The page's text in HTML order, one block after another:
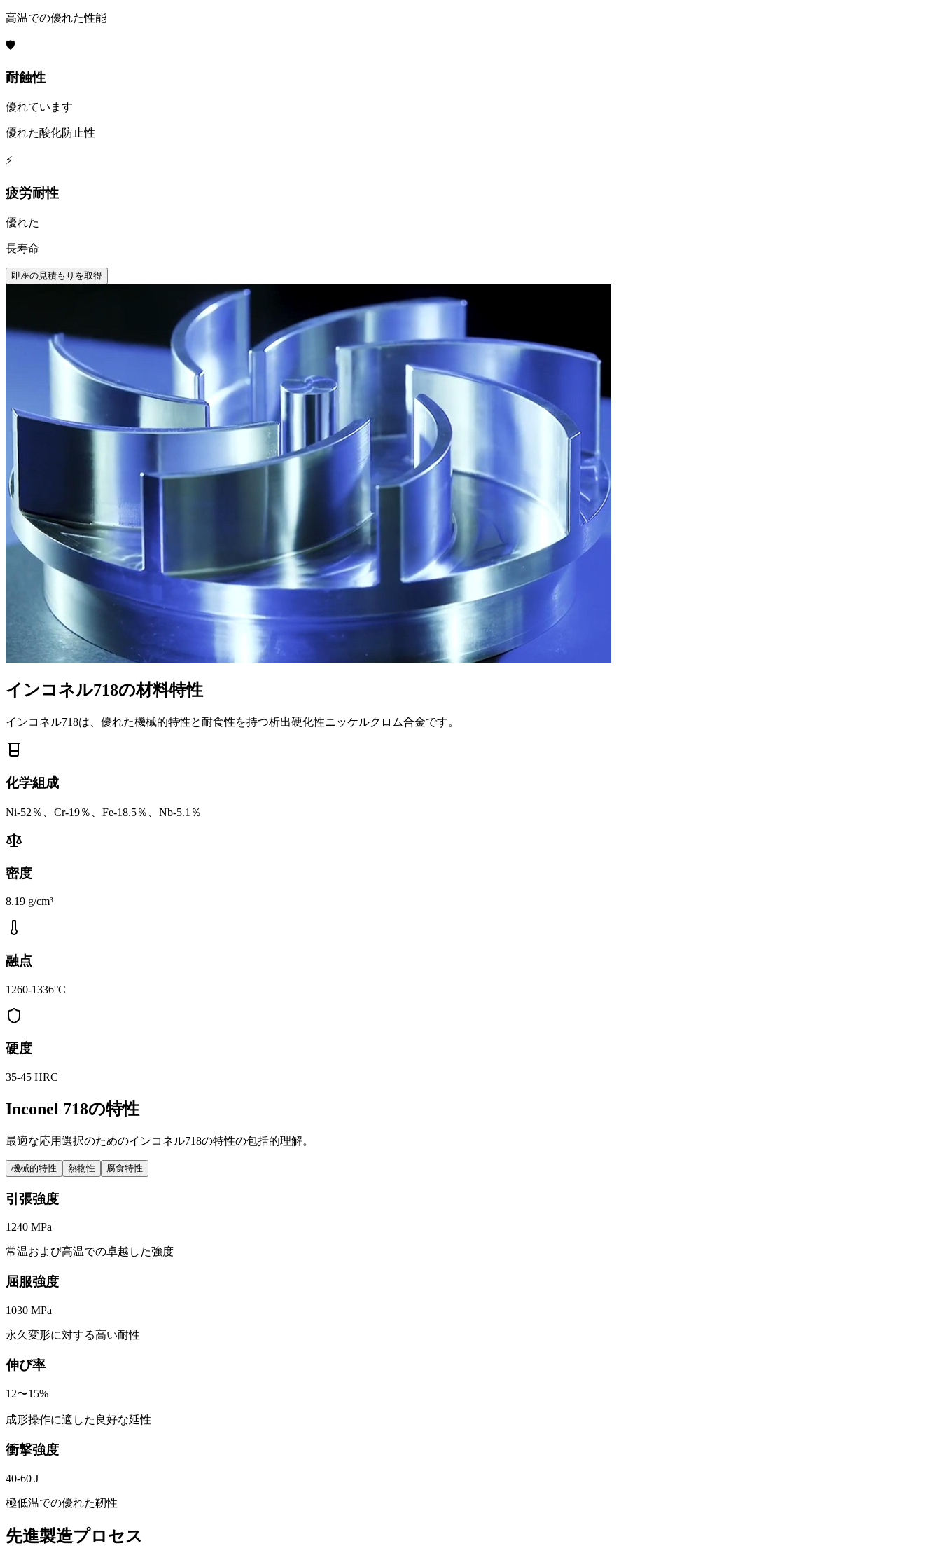
高温での優れた性能
🛡️
耐蝕性
優れています
優れた酸化防止性
⚡
疲労耐性
優れた
長寿命
即座の見積もりを取得
インコネル718の材料特性
インコネル718は、優れた機械的特性と耐食性を持つ析出硬化性ニッケルクロム合金です。
化学組成
Ni-52％、Cr-19％、Fe-18.5％、Nb-5.1％
密度
8.19 g/cm³
融点
1260-1336°C
硬度
35-45 HRC
Inconel 718の特性
最適な応用選択のためのインコネル718の特性の包括的理解。
機械的特性 熱物性 腐食特性
引張強度
1240 MPa
常温および高温での卓越した強度
屈服強度
1030 MPa
永久変形に対する高い耐性
伸び率
12〜15%
成形操作に適した良好な延性
衝撃強度
40-60 J
極低温での優れた靭性
先進製造プロセス